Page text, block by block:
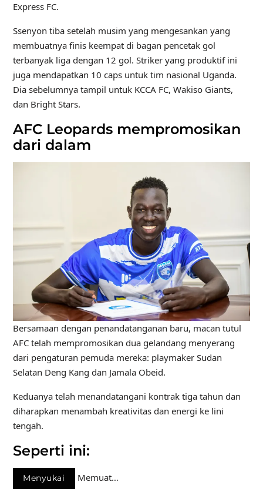
Express FC.
Ssenyon tiba setelah musim yang mengesankan yang
membuatnya finis keempat di bagan pencetak gol
terbanyak liga dengan 12 gol. Striker yang produktif ini
juga mendapatkan 10 caps untuk tim nasional Uganda.
Dia sebelumnya tampil untuk KCCA FC, Wakiso Giants,
dan Bright Stars.
AFC Leopards mempromosikan
dari dalam
Bersamaan dengan penandatanganan baru, macan tutul
AFC telah mempromosikan dua gelandang menyerang
dari pengaturan pemuda mereka: playmaker Sudan
Selatan Deng Kang dan Jamala Obeid.
Keduanya telah menandatangani kontrak tiga tahun dan
diharapkan menambah kreativitas dan energi ke lini
tengah.
Seperti ini:
Menyukai Memuat…